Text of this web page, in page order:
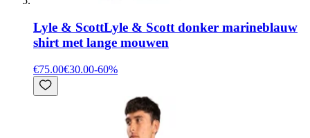
Lyle & ScottLyle & Scott donker marineblauw
shirt met lange mouwen
€75.00€30.00-60%